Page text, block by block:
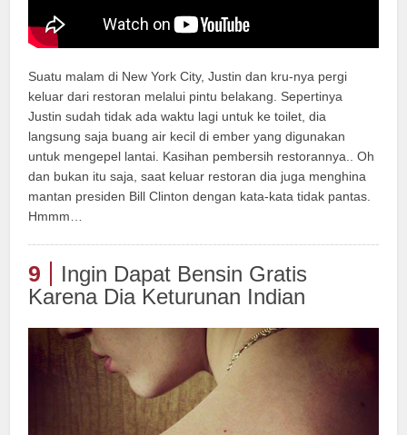
Suatu malam di New York City, Justin dan kru-nya pergi
keluar dari restoran melalui pintu belakang. Sepertinya
Justin sudah tidak ada waktu lagi untuk ke toilet, dia
langsung saja buang air kecil di ember yang digunakan
untuk mengepel lantai. Kasihan pembersih restorannya.. Oh
dan bukan itu saja, saat keluar restoran dia juga menghina
mantan presiden Bill Clinton dengan kata-kata tidak pantas.
Hmmm…
9
Ingin Dapat Bensin Gratis
Karena Dia Keturunan Indian